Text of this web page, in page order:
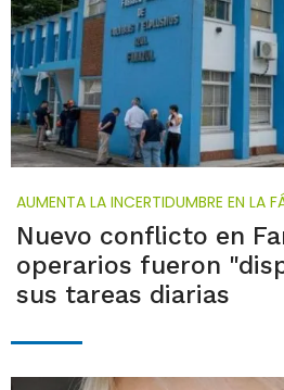
AUMENTA LA INCERTIDUMBRE EN LA
Nuevo conflicto en
operarios fueron
sus tareas diarias